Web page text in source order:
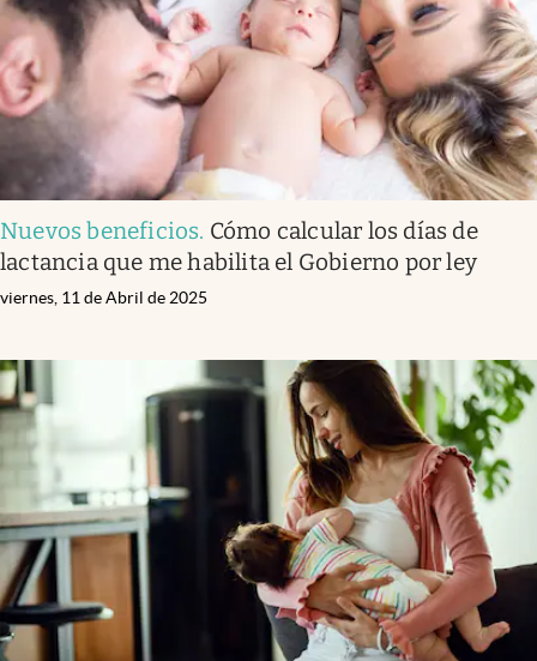
Nuevos beneficios. Cómo calcular los días de
lactancia que me habilita el Gobierno por ley
viernes, 11 de Abril de 2025